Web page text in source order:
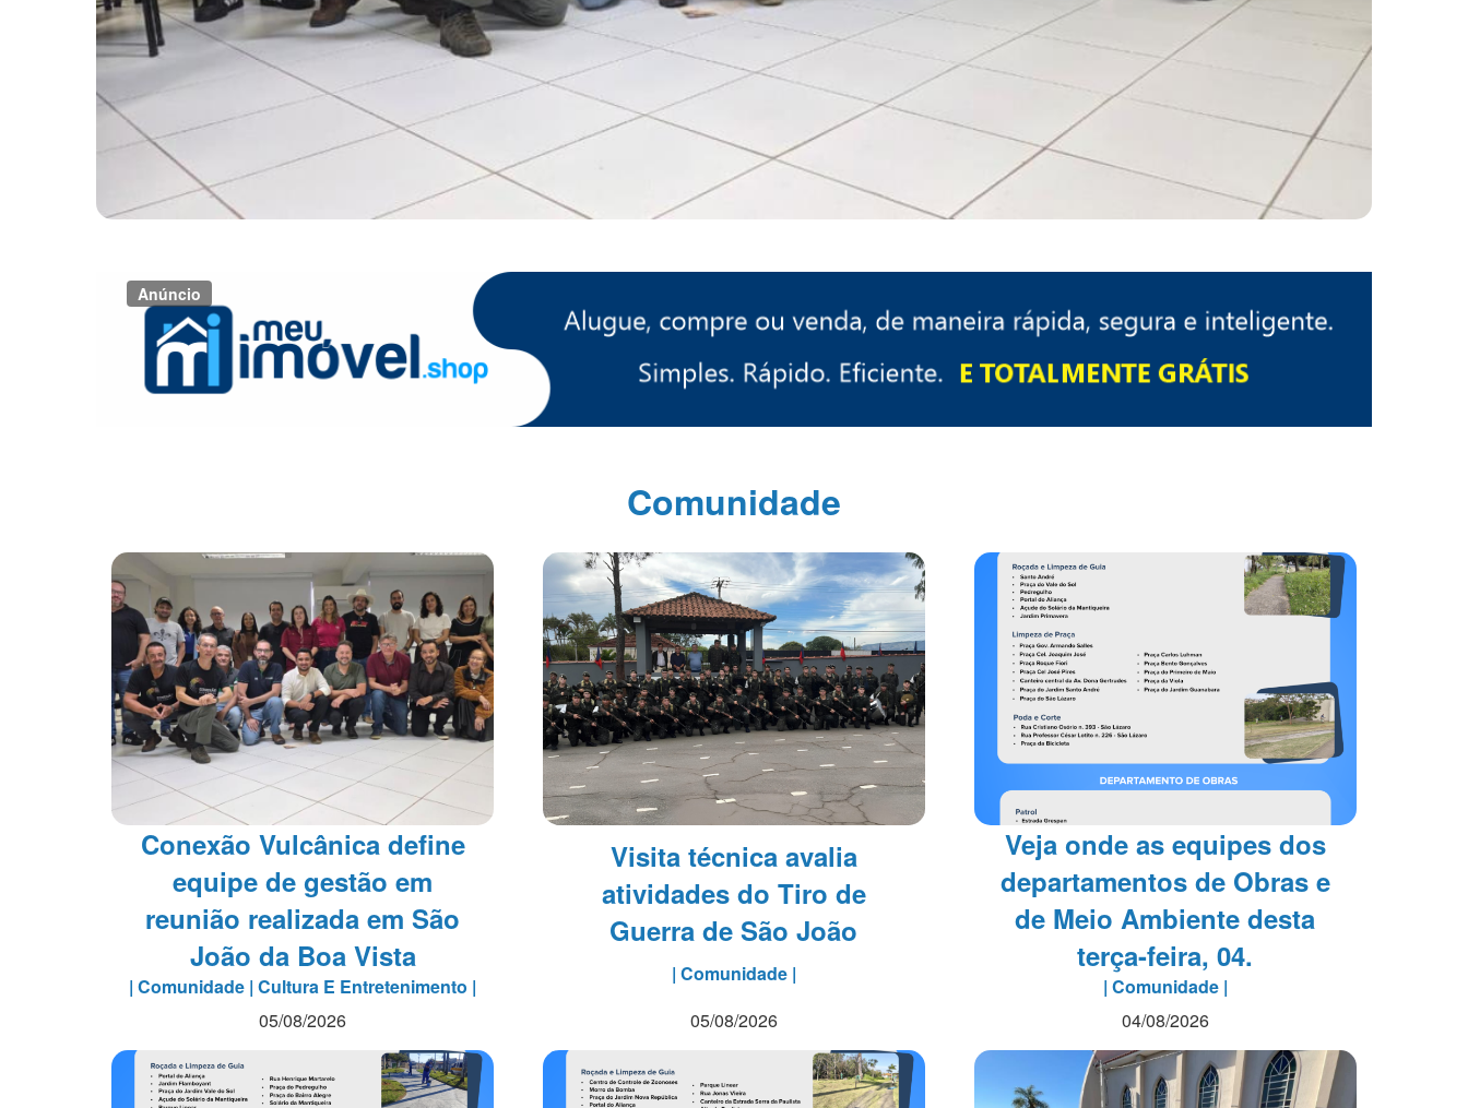
Anúncio
Comunidade
Conexão Vulcânica define
equipe de gestão em
reunião realizada em São
João da Boa Vista
| Comunidade | Cultura E Entretenimento |
05/08/2026
Visita técnica avalia
atividades do Tiro de
Guerra de São João
| Comunidade |
05/08/2026
Veja onde as equipes dos
departamentos de Obras e
de Meio Ambiente desta
terça-feira, 04.
| Comunidade |
04/08/2026